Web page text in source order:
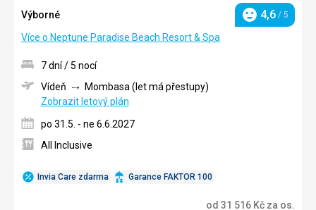
Výborné
Hodnocení
4,6 / 5
Více o Neptune Paradise Beach Resort & Spa
Invia Care zdarma Garance FAKTOR 100
7 dní / 5 nocí
Vídeň
Mombasa (let má přestupy)
Zobrazit letový plán
po 31.5. - ne 6.6.2027
All Inclusive
od 31 516 Kč za os.